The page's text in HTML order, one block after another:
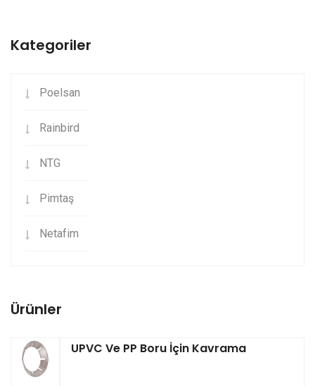
Kategoriler
Poelsan
Rainbird
NTG
Pimtaş
Netafim
Ürünler
UPVC Ve PP Boru İçin Kavrama